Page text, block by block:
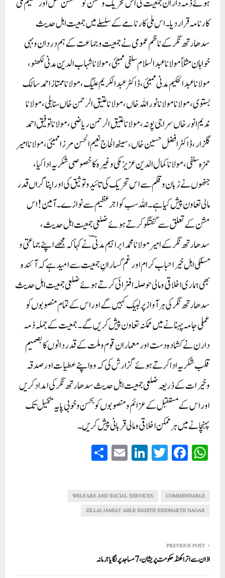
ہوئے ذمہ داران جمعیت کی اس تحریک و مشن کو مستحسن عمل اور عظیم ملی
کارنامہ قرار دیا۔ اس ملی کارنامے کے سلسلے میں جمعیت اہل حدیث
سدھارتھ نگر کے ناظم عمومی نے جمعیت و جماعت کے ہم دردان وبہی
خواہان مثلاً مولانا عبدالسلام سلفی ممبئی، مولانا شہاب الدین مدنی لکھنو،
مولانا عبد الحکیم مدنی ممبئی، ڈاکٹر عبد الکریم علیگ، مولانا ممتاز احمد سالک
بستوی، مولانا مولانا نور اللہ خاں، مولانا عتیق الرحمن خاں سنابلی، مولانا
ندیم انور خاں سراجی پونہ، مولانا عتیق الرحمن ریاضی، مولانا توفیق احمد
گلزار، ڈاکٹر افضل حسین خاں، سیٹھ الحاج نعیم الحسن مرزا ممبئی، مولانا امیر
حمزہ سلفی، مولانا کمال الدین عزیز مکی وغیرہ کا خصوصی شکریہ ادا کیا،
جنھوں نے زبان و قلم سے اس تحریک کی تائید و توثیق کی اور اپنا گراں قدر
مالی تعاون پیش کیا ہے۔ اللہ سب کو اجر عظیم سے نوازے۔ آمین! اس
مشن کے تعلق سے گفتگو کرتے ہوئے ضلعی جمعیت اہل حدیث،
سدھارتھ نگر کے امیر مولانا محمد ابراہیم مدنؔی نے کہا کہ مجھے اپنے جماعتی و
مسلکی اہل خیر احباب کرام اور غم گسارانِ جمعیت سے امید ہے کہ آئندہ
بھی ہماری اخلاقی و مالی حوصلہ افزائی کرتے ہوئے ضلعی جمعیت اہل حدیث
سدھارتھ نگر کی ہر آواز پر لبیک کہیں گے اور اس کے تمام منصوبوں کو
عملی جامہ پہنانے میں ممکنہ تعاون پیش کریں گے۔ جمعیت کے جملہ ذمہ
دارن نے کشادہ دست اور معماران قوم و ملت کے قدر دانوں کا بصمیم
قلب شکریہ ادا کرتے ہوئےگزارش کی کہ وہ اپنے عطیات اور صدقہ
وخیرات کے ذریعہ ضلعی جمعیت اہل حدیث سدھارتھ نگر کی امداد کریں
اور اس کے مستقبل کے عزائم و منصوبوں کو بحسن وخوبی پایہ تکمیل تک
پہنچانے میں ہر ممکن اخلاقی ومالی قربانی پیش کریں۔
W
ha
A
pp
Fa
ce
ok
T
wi
r
Li
nk
In
E
m
COMMENDABLE
WELFARE AND SOCIAL SERVICES
ZILLAI JAMIAT AHLE HADITH SIDDHARTH NAGAR
PREVIOUS POST
اذان سے اتراکھنڈ حکومت پریشان، 7مساجد پر لگایا جرمانہ